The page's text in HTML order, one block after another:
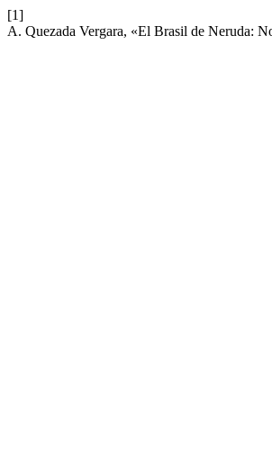
[1]
A. Quezada Vergara, «El Brasil de Neruda: